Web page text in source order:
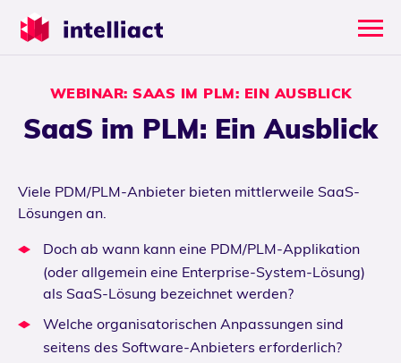
WEBINAR: SAAS IM PLM: EIN AUSBLICK
SaaS im PLM: Ein Ausblick
Viele PDM/PLM-Anbieter bieten mittlerweile SaaS-
Lösungen an.
Doch ab wann kann eine PDM/PLM-Applikation
(oder allgemein eine Enterprise-System-Lösung)
als SaaS-Lösung bezeichnet werden?
Welche organisatorischen Anpassungen sind
seitens des Software-Anbieters erforderlich?